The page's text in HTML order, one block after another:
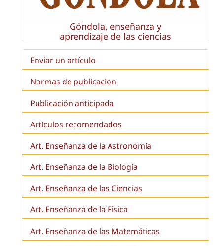
Góndola, enseñanza y
aprendizaje de las ciencias
Enviar un artículo
Normas de publicacion
Publicación anticipada
Artículos recomendados
Art. Enseñanza de la Astronomía
Art. Enseñanza de la Biología
Art. Enseñanza de las Ciencias
Art. Enseñanza de la Física
Art. Enseñanza de las Matemáticas